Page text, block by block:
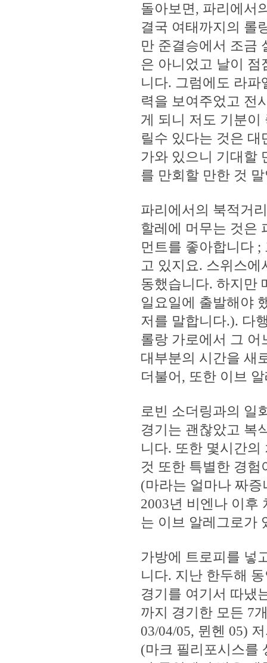
돌아보면, 파리에서
결국 여태까지의 롤
만 준결승에서 조금
은 아니었고 날이
니다. 그럼에도 라
력을 보여주었고 전
게 되니 저도 기분이
릴수 있다는 것은
가와 있으니 기대할
를 만회할 만한 것
파리에서의 북적거
할레에 머무는 것은
먼트를 좋아합니다
고 있지요. 스위스
동했습니다. 하지만
일요일에 출발해야
저를 말합니다.). 다
롤랑 가로에서 그
대부분의 시간을 새
더불어, 또한 이브
로빈 소더링과의 일
경기는 괜찮았고 복
니다. 또한 몇시간
것 또한 특별한 경
(마라는 얼마나 짜
2003년 비엔나 이후
는 이브 알레그로가
가방에 트로피를 넣
니다. 지난 한두해
경기를 여기서 따냈
까지 경기한 모든 7
03/04/05, 뮌헨 05)
(마크 필리포시스를